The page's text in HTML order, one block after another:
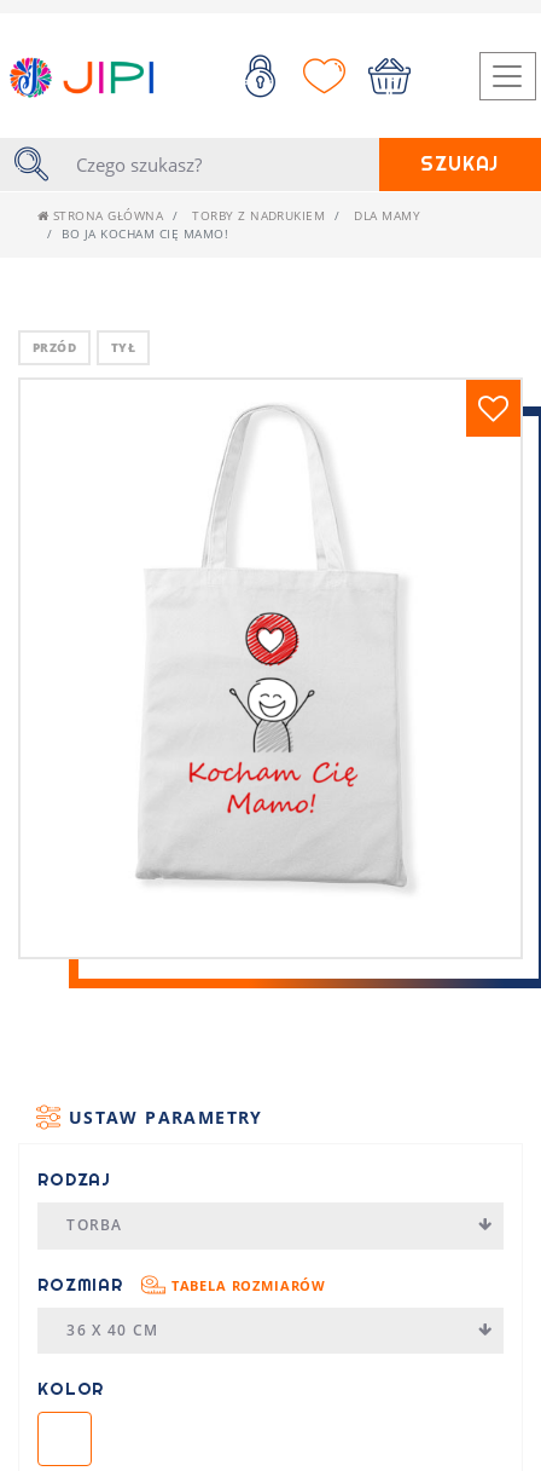
SZUKAJ
STRONA GŁÓWNA TORBY Z NADRUKIEM
DLA MAMY
BO JA KOCHAM CIĘ MAMO!
PRZÓD TYŁ
USTAW PARAMETRY
RODZAJ
TORBA
ROZMIAR TABELA ROZMIARÓW
36 X 40 CM
KOLOR